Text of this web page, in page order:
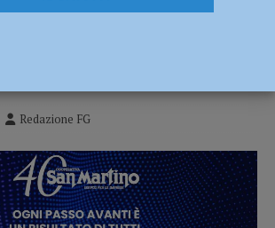
online, una truffa sempre
Redazione FG